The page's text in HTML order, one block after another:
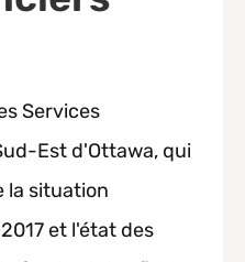
Services
Est d'Ottawa, qui
la situation
et l'état des